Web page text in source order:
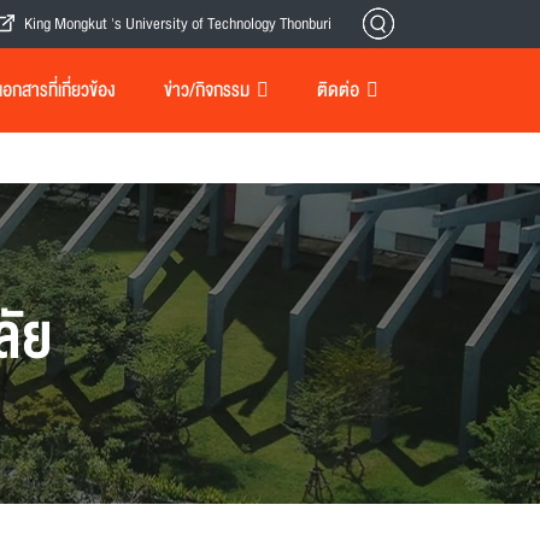
King Mongkut 's University of Technology Thonburi
กสารที่เกี่ยวข้อง ข่าว/กิจกรรม ติดต่อ
ย